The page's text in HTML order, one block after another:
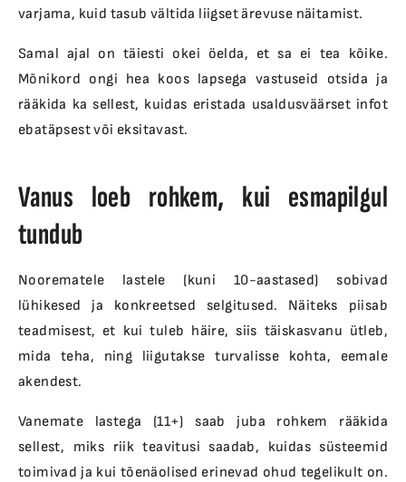
varjama, kuid tasub vältida liigset ärevuse näitamist.
Samal ajal on täiesti okei öelda, et sa ei tea kõike.
Mõnikord ongi hea koos lapsega vastuseid otsida ja
rääkida ka sellest, kuidas eristada usaldusväärset infot
ebatäpsest või eksitavast.
Vanus loeb rohkem, kui esmapilgul
tundub
Noorematele lastele (kuni 10-aastased) sobivad
lühikesed ja konkreetsed selgitused. Näiteks piisab
teadmisest, et kui tuleb häire, siis täiskasvanu ütleb,
mida teha, ning liigutakse turvalisse kohta, eemale
akendest.
Vanemate lastega (11+) saab juba rohkem rääkida
sellest, miks riik teavitusi saadab, kuidas süsteemid
toimivad ja kui tõenäolised erinevad ohud tegelikult on.